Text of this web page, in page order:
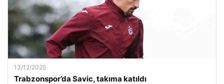
13/12/2025
Trabzonspor’da Savic, takıma katıldı